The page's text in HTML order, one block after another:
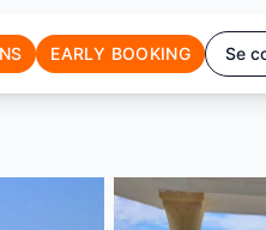
EARLY BOOKING Se